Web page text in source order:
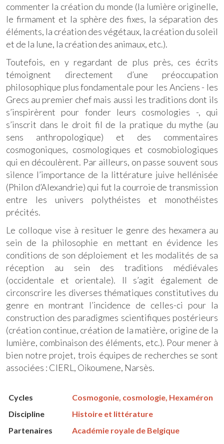
commenter la création du monde (la lumière originelle,
le firmament et la sphère des fixes, la séparation des
éléments, la création des végétaux, la création du soleil
et de la lune, la création des animaux, etc.).
Toutefois, en y regardant de plus près, ces écrits
témoignent directement d’une préoccupation
philosophique plus fondamentale pour les Anciens - les
Grecs au premier chef mais aussi les traditions dont ils
s’inspirèrent pour fonder leurs cosmologies -, qui
s’inscrit dans le droit fil de la pratique du mythe (au
sens anthropologique) et des commentaires
cosmogoniques, cosmologiques et cosmobiologiques
qui en découlèrent. Par ailleurs, on passe souvent sous
silence l’importance de la littérature juive hellénisée
(Philon d’Alexandrie) qui fut la courroie de transmission
entre les univers polythéistes et monothéistes
précités.
Le colloque vise à resituer le genre des hexamera au
sein de la philosophie en mettant en évidence les
conditions de son déploiement et les modalités de sa
réception au sein des traditions médiévales
(occidentale et orientale). Il s’agit également de
circonscrire les diverses thématiques constitutives du
genre en montrant l’incidence de celles-ci pour la
construction des paradigmes scientifiques postérieurs
(création continue, création de la matière, origine de la
lumière, combinaison des éléments, etc.). Pour mener à
bien notre projet, trois équipes de recherches se sont
associées : CIERL, Oikoumene, Narsès.
Cycles
Cosmogonie, cosmologie, Hexaméron
Discipline
Histoire et littérature
Partenaires
Académie royale de Belgique